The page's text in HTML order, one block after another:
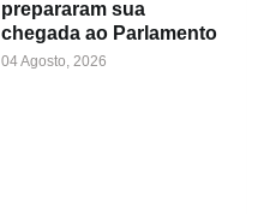
prepararam sua
chegada ao Parlamento
04 Agosto, 2026